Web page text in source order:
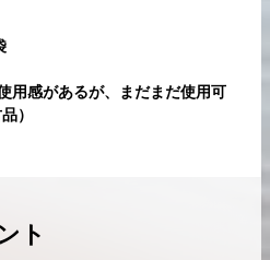
の買取価格や
用感があるが、まだまだ使用可
）
ト